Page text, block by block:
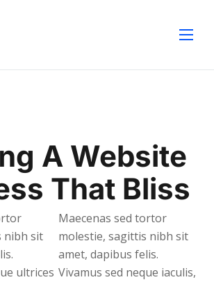
A Website
That Bliss
nibh sit
ultrices
Maecenas sed tortor
molestie, sagittis nibh sit
amet, dapibus felis.
Vivamus sed neque iaculis,